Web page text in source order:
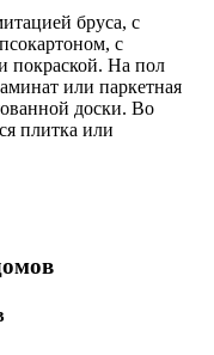
бруса, с
с
покраской. На пол
или паркетная
доски. Во
плитка или